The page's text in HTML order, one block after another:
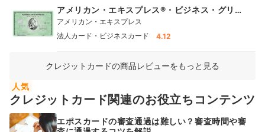
アメリカン・エキスプレス®・ビジネス・グリ
ーン・カード
アメリカン・エキスプレス
法人カード・ビジネスカード
4.12
クレジットカードの商品レビューをもっと見る
人気
クレジットカード関連のお役立ちコンテンツ
エポスカードの審査通過は難しい？審査時間や審